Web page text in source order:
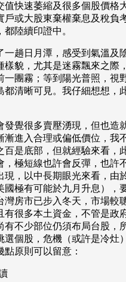
值快速萎縮及很多個股價格
戶或大股東棄權棄息及稅負
陸續印證中。
一趟日月潭，感受到氣溫及
樣貌，尤其是迷霧飄來之際
一團霧；等到陽光普照，視
都清晰可見。我仔細想想，
發覺很多賣壓湧現，但也造
漸進入合理或偏低價位，我
百是底部，但就經驗來看，
，極短線也許會反彈，也許
現，以中長期眼光來看，由
國極有可能於九月升息），
灣房市已步入冬天，市場較
有很多本土資金，不管是政
有不少部位仍須布局台股，
選個股，危機（或許是冷灶
原則可以留意：